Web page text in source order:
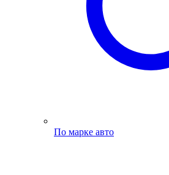
По марке авто